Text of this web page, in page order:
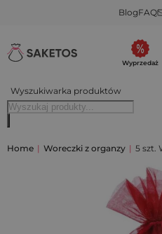
BlogFAQ
Wyszukiwarka produktów
Wyprzedaż
Home | Woreczki z organzy | 5 szt.